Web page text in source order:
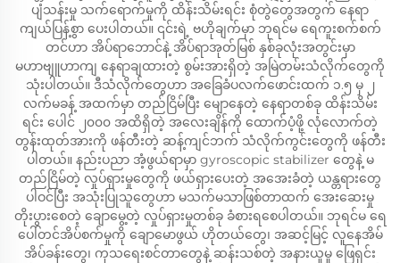
ပျံသန်းမှု သက်ရောက်မှုကို ထိန်းသိမ်းရင်း စုံတွဲတွေအတွက် နေရာ
ကျယ်ပြန့်စွာ ပေးပါတယ်။ ၎င်းရဲ့ ဗဟိုချက်မှာ ဘုရင်မ ရေကူးစက်စက်
တင်ဟာ အိပ်ရာဘောင်နဲ့ အိပ်ရာအုတ်မြစ် နှစ်ခုလုံးအတွင်းမှာ
မဟာဗျူဟာကျ နေရာချထားတဲ့ စွမ်းအားရှိတဲ့ အမြဲတမ်းသံလိုက်တွေကို
သုံးပါတယ်။ ဒီသံလိုက်တွေဟာ အခြေခံပလက်ဖောင်းထက် ၁.၅ မှ ၂
လက်မခန့် အထက်မှာ တည်ငြိမ်ပြီး မျောနေတဲ့ နေရာတစ်ခု ထိန်းသိမ်း
ရင်း ပေါင် ၂၀၀၀ အထိရှိတဲ့ အလေးချိန်ကို ထောက်ပံ့ဖို့ လုံလောက်တဲ့
တွန်းထုတ်အားကို ဖန်တီးတဲ့ ဆန့်ကျင်ဘက် သံလိုက်ကွင်းတွေကို ဖန်တီး
ပါတယ်။ နည်းပညာ အံ့ဖွယ်ရာမှာ gyroscopic stabilizer တွေနဲ့ မ
တည်ငြိမ်တဲ့ လှုပ်ရှားမှုတွေကို ဖယ်ရှားပေးတဲ့ အအေးခံတဲ့ ယန္တရားတွေ
ပါဝင်ပြီး အသုံးပြုသူတွေဟာ မသက်မသာဖြစ်တာထက် အေးဆေးမှု
တိုးပွားစေတဲ့ ချောမွေ့တဲ့ လှုပ်ရှားမှုတစ်ခု ခံစားရစေပါတယ်။ ဘုရင်မ ရေ
ပေါ်တင်အိပ်စက်မှုကို ချောမောဖွယ် ဟိုတယ်တွေ၊ အဆင့်မြင့် လူနေအိမ်
အိပ်ခန်းတွေ၊ ကုသရေးစင်တာတွေနဲ့ ဆန်းသစ်တဲ့ အနားယူမှု ဖြေရှင်း